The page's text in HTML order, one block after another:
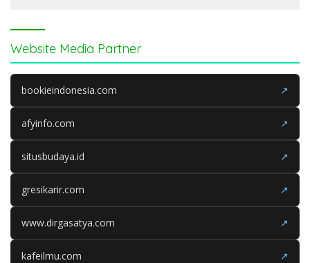
Website Media Partner
bookieindonesia.com ↗
afyinfo.com ↗
situsbudaya.id ↗
gresikarir.com ↗
www.dirgasatya.com ↗
kafeilmu.com ↗